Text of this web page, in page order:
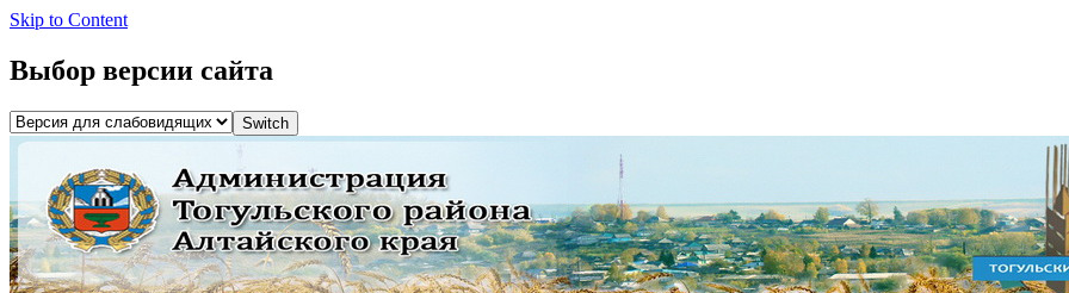
Skip to Content
Выбор версии сайта